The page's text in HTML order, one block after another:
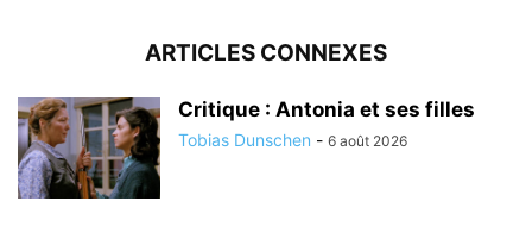
ARTICLES CONNEXES
Critique : Antonia et ses filles
Tobias Dunschen - 6 août 2026